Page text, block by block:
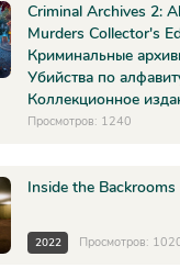
Criminal Archives 2:
Murders Collector's
Криминальные
Убийства по
Коллекционное
Просмотров: 1240
Inside the Backrooms
2022 Просмотров: